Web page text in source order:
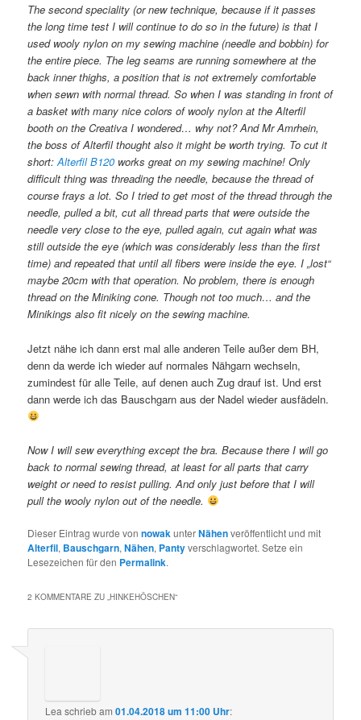
The second speciality (or new technique, because if it passes
the long time test I will continue to do so in the future) is that I
used wooly nylon on my sewing machine (needle and bobbin) for
the entire piece. The leg seams are running somewhere at the
back inner thighs, a position that is not extremely comfortable
when sewn with normal thread. So when I was standing in front of
a basket with many nice colors of wooly nylon at the Alterfil
booth on the Creativa I wondered… why not? And Mr Amrhein,
the boss of Alterfil thought also it might be worth trying. To cut it
short:Alterfil B120 works great on my sewing machine! Only
difficult thing was threading the needle, because the thread of
course frays a lot. So I tried to get most of the thread through the
needle, pulled a bit, cut all thread parts that were outside the
needle very close to the eye, pulled again, cut again what was
still outside the eye (which was considerably less than the first
time) and repeated that until all fibers were inside the eye. I „lost“
maybe 20cm with that operation. No problem, there is enough
thread on the Miniking cone. Though not too much… and the
Minikings also fit nicely on the sewing machine.
Jetzt nähe ich dann erst mal alle anderen Teile außer dem BH,
denn da werde ich wieder auf normales Nähgarn wechseln,
zumindest für alle Teile, auf denen auch Zug drauf ist. Und erst
dann werde ich das Bauschgarn aus der Nadel wieder ausfädeln.
Now I will sew everything except the bra. Because there I will go
back to normal sewing thread, at least for all parts that carry
weight or need to resist pulling. And only just before that I will
pull the wooly nylon out of the needle.
Dieser Eintrag wurde vonnowakunterNähenveröffentlicht und mit
Alterfil, Bauschgarn,Nähen, Pantyverschlagwortet. Setze ein
Lesezeichen für den Permalink.
2 KOMMENTARE ZU „HINKEHÖSCHEN“
Lea schriebam01.04.2018 um 11:00 Uhr: